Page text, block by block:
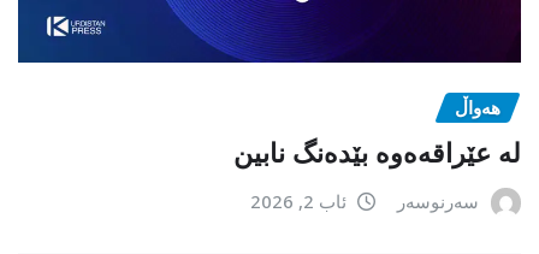
هەواڵ
لە عێراقەەوە بێدەنگ نابین
سەرنوسەر ئاب 2, 2026